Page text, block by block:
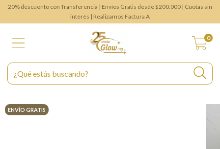
20% descuento con Transferencia | Envíos Gratis desde $200.000 | Cuotas sin
interés | Realizamos Factura A
0
ENVÍO GRATIS